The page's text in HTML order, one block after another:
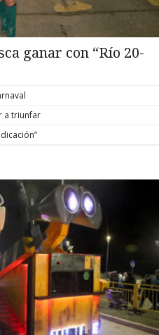
ganar con “Río 20-
a triunfar